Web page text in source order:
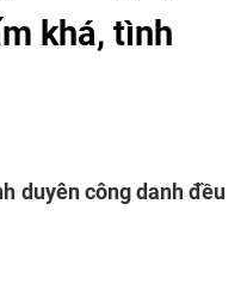
khá, tình
duyên công danh đều